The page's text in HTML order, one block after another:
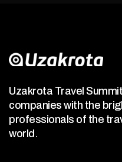
Uzakrota Travel
companies with the
professionals of the
world.